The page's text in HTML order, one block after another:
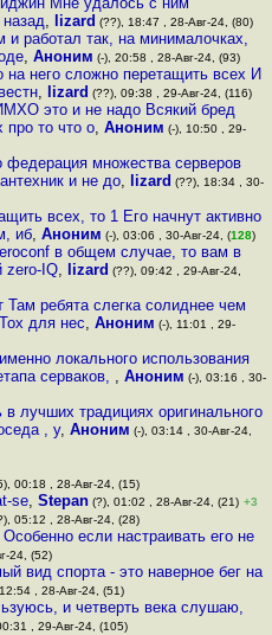
назад, lizard (??), 18:47 , 28-Авг-24, (80)
работал так, на минималочках,
, Аноним (-), 20:58 , 28-Авг-24, (93)
него сложно перетащить всех И
, lizard (??), 09:38 , 29-Авг-24, (116)
это и не надо Всякий бред
про то что о,Аноним (-), 10:50 , 29-
федерация множества серверов
и не до, lizard (??), 18:34 , 30-
всех, то 1 Его начнут активно
иб,Аноним (-), 03:06 , 30-Авг-24, (128)
в общем случае, то вам в
zero-IQ, lizard (??), 09:42 , 29-Авг-24,
Там ребята слегка солиднее чем
для нес,Аноним (-), 11:01 , 29-
локального использования
серваков, , Аноним (-), 03:16 , 30-
в лучших традициях оригинального
, у,Аноним (-), 03:14 , 30-Авг-24,
00:18 , 28-Авг-24, (15)
se, Stepan(?), 01:02 , 28-Авг-24, (21) +3
05:12 , 28-Авг-24, (28)
если настраивать его не
24, (52)
вид спорта - это наверное бег на
, 28-Авг-24, (51)
и четверть века слушаю,
, 29-Авг-24, (105)